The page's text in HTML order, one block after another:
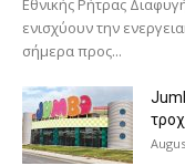
Εθνικής Ρήτρας
ενισχύουν την
σήμερα προς...